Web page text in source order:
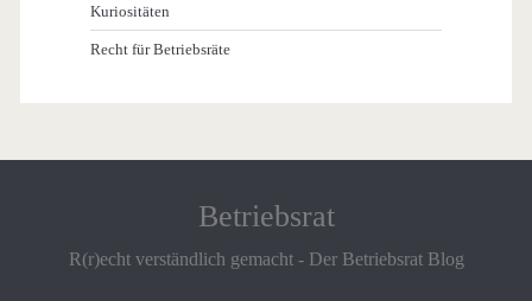
Kuriositäten
Recht für Betriebsräte
Betriebsrat
R(r)echt verständlich gemacht - Der Betriebsrat Blog